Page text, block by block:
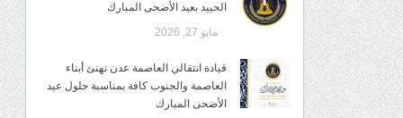
الحييد بعيد الأضحى المبارك
مايو 27, 2026
قيادة انتقالي العاصمة عدن تهنئ أبناء
العاصمة والجنوب كافة بمناسبة حلول عيد
الأضحى المبارك